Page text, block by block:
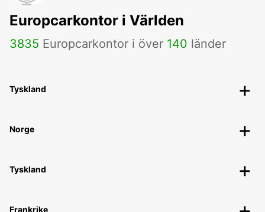
Europcarkontor i Världen
3835 Europcarkontor i över 140 länder
Tyskland
Norge
Tyskland
Frankrike